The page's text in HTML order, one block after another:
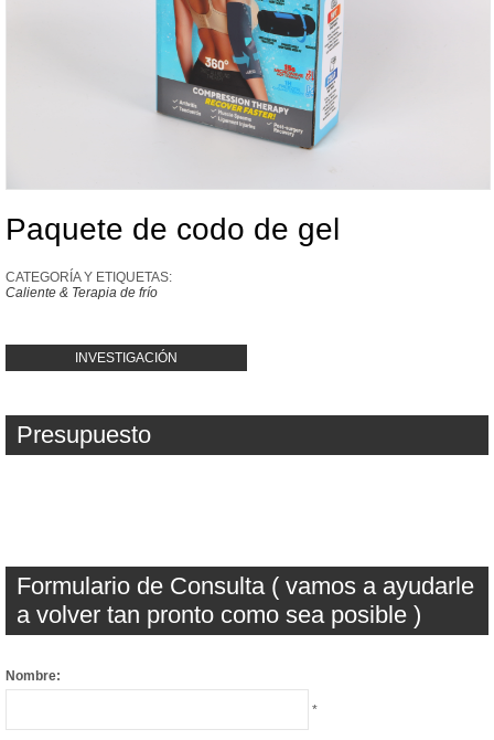
Paquete de codo de gel
CATEGORÍA Y ETIQUETAS:
Caliente & Terapia de frío
INVESTIGACIÓN
Presupuesto
Formulario de Consulta ( vamos a ayudarle
a volver tan pronto como sea posible )
Nombre:
*